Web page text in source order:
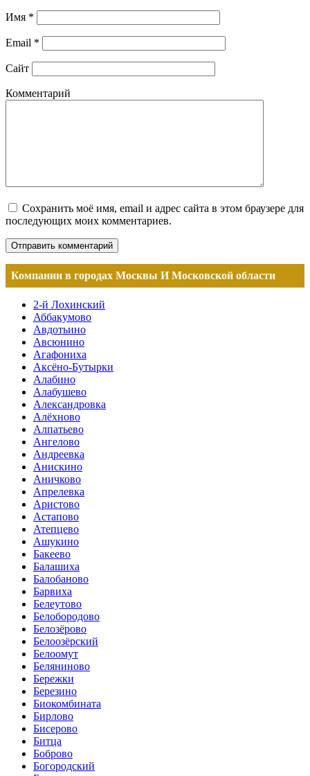
Имя *
Email *
Сайт
Комментарий
Сохранить моё имя, email и адрес сайта в этом браузере для
последующих моих комментариев.
Компании в городах Москвы И Московской области
2-й Лохинский
Аббакумово
Авдотьино
Авсюнино
Агафониха
Аксёно-Бутырки
Алабино
Алабушево
Александровка
Алёхново
Алпатьево
Ангелово
Андреевка
Анискино
Аничково
Апрелевка
Аристово
Астапово
Атепцево
Ашукино
Бакеево
Балашиха
Балобаново
Барвиха
Белеутово
Белобородово
Белозёрово
Белоозёрский
Белоомут
Беляниново
Бережки
Березино
Биокомбината
Бирлово
Бисерово
Битца
Боброво
Богородский